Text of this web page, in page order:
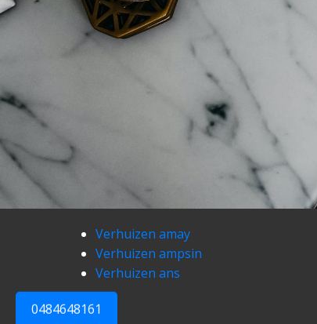
0484648161
Verhuizen amay
Verhuizen ampsin
Verhuizen ans